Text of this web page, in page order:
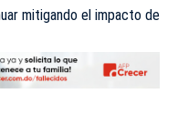
mitigando el impacto de